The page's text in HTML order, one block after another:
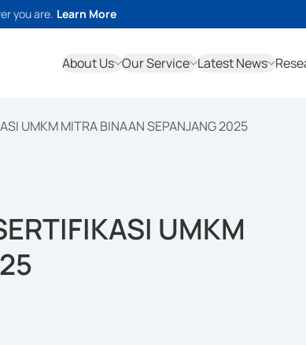
you are. Learn More
About Us Our Service Latest News
UMKM MITRA BINAAN SEPANJANG 2025
UMKM